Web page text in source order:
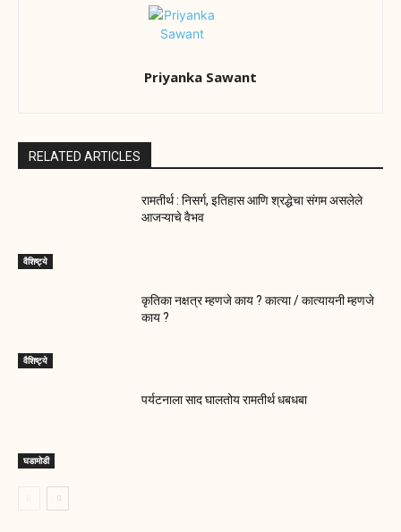
Priyanka Sawant
RELATED ARTICLES
वैशिष्ट्ये
रामतीर्थ : निसर्ग, इतिहास आणि श्रद्धेचा संगम असलेले
आजऱ्याचे वैभव
वैशिष्ट्ये
कृतिका नक्षत्र म्हणजे काय ? कात्या / कात्यायनी म्हणजे
काय ?
घडामोडी
पर्यटनाला साद घालतोय रामतीर्थ धबधबा